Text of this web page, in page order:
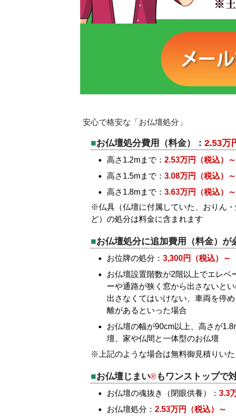
安心で格安な「お仏壇処分」
お仏壇処分費用（料金）：2.53万
高さ1.2mまで：2.53万円（税込）～
高さ1.5mまで：3.08万円（税込）～
高さ1.8mまで：3.63万円（税込）～
※仏具（仏壇に付属していた、おりん
ど）の処分は料金に含まれます
お仏壇処分に追加費用（料金）が
お位牌の処分：3,300円（税込）～
お仏壇設置階数が2階以上でエレベ
ーや通路が狭く窓から出さないと
出さなくてはいけない、車両を停
離があるといった場合
お仏壇の幅が90cm以上、高さが
壇、家や仏間と一体型のお仏壇
※上記のような場合は無料御見積りいた
お仏壇じまい®もワンストップで
お仏壇の魂抜き（閉眼供養）：3.3
お仏壇処分：2.53万円（税込）～